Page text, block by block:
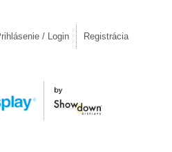
/ Login Registrácia